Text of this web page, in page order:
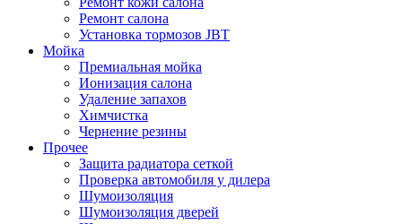
Ремонт салона
Установка тормозов JBT
Мойка
Премиальная мойка
Ионизация салона
Удаление запахов
Химчистка
Чернение резины
Прочее
Защита радиатора сеткой
Проверка автомобиля у дилера
Шумоизоляция
Шумоизоляция дверей